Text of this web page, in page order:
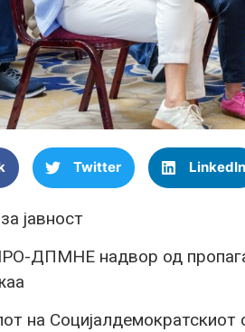
Twitter LinkedIn
јавност
ДПМНЕ надвор од
на